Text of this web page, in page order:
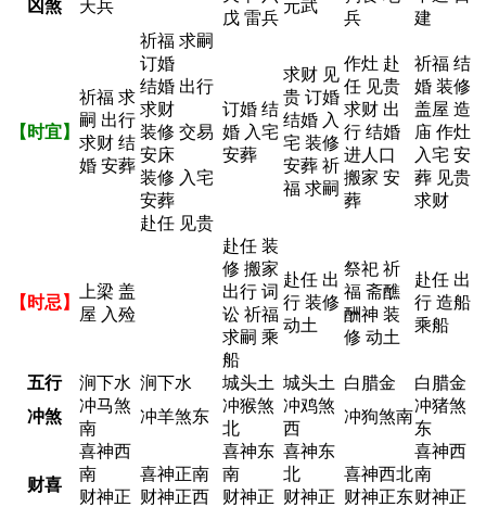
凶煞 天兵
戊 雷兵
元武
兵
建
【时宜】
祈福 求
嗣 出行
求财 结
婚 安葬
祈福 求嗣
订婚
结婚 出行
求财
装修 交易
安床
装修 入宅
安葬
赴任 见贵
订婚 结
婚 入宅
安葬
求财 见
贵 订婚
结婚 入
宅 装修
安葬 祈
福 求嗣
作灶 赴
任 见贵
求财 出
行 结婚
进人口
搬家 安
葬
祈福 结
婚 装修
盖屋 造
庙 作灶
入宅 安
葬 见贵
求财
【时忌】
上梁 盖
屋 入殓
赴任 装
修 搬家
出行 词
讼 祈福
求嗣 乘
船
赴任 出
行 装修
动土
祭祀 祈
福 斋醮
酬神 装
修 动土
赴任 出
行 造船
乘船
五行 涧下水 涧下水 城头土 城头土 白腊金
白腊金
冲煞
冲马煞
南
冲羊煞东
冲猴煞
北
冲鸡煞
西
冲狗煞南
冲猪煞
东
财喜
喜神西
南
财神正
喜神正南
财神正西
喜神东
南
财神正
喜神东
北
财神正
喜神西北
财神正东
喜神西
南
财神正